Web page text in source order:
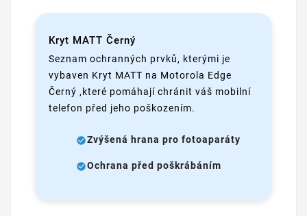
Kryt MATT Černý
Seznam ochranných prvků, kterými je
vybaven Kryt MATT na Motorola Edge
Černý ,které pomáhají chránit váš mobilní
telefon před jeho poškozením.
Zvýšená hrana pro fotoaparáty
Ochrana před poškrábáním